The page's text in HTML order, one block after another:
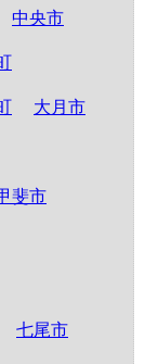
中央市
大月市
斐市
七尾市